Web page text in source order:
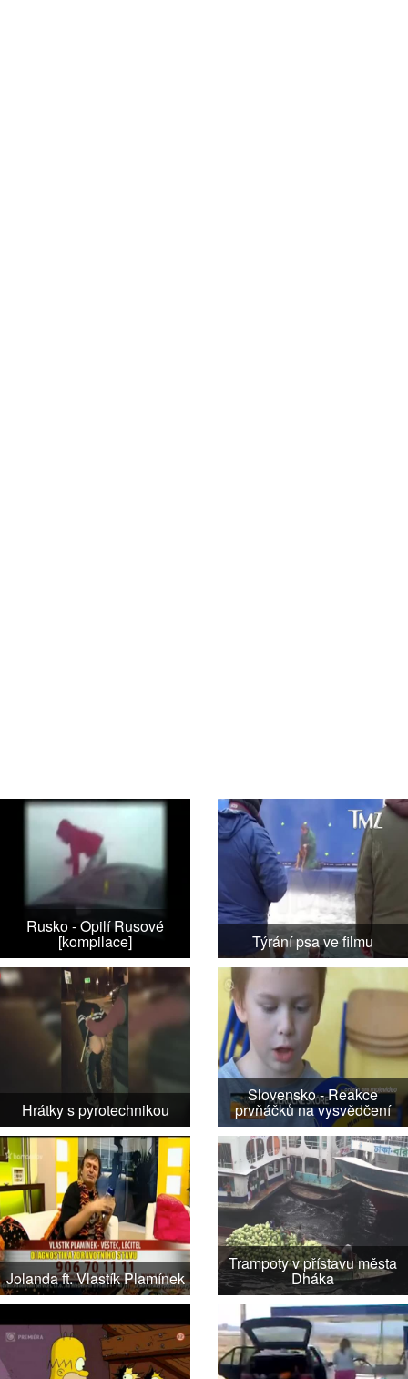
Rusko - Opilí Rusové
[kompilace] Týrání psa ve filmu
Hrátky s pyrotechnikou
Slovensko - Reakce
prvňáčků na vysvědčení
Jolanda ft. Vlastík Plamínek
Trampoty v přístavu města
Dháka